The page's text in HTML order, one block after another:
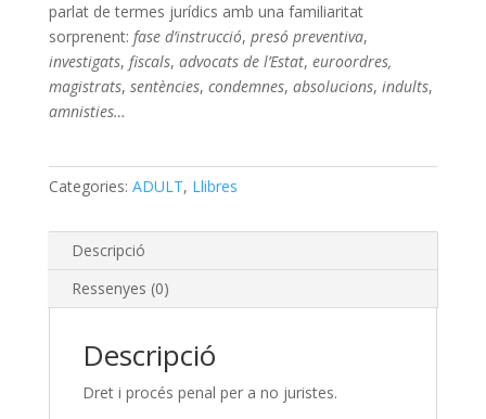
parlat de termes jurídics amb una familiaritat
sorprenent: fase d’instrucció, presó preventiva,
investigats, fiscals, advocats del’Estat, euroordres,
magistrats, sentències, condemnes, absolucions, indults,
amnisties…
Categories: ADULT, Llibres
Descripció
Ressenyes (0)
Descripció
Dret i procés penal per a no juristes.